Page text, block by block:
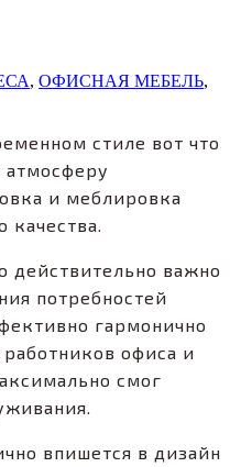
, ОФИСНАЯ МЕБЕЛЬ,
стиле вот что
и меблировка
действительно важно
потребностей
гармонично
офиса и
смог
впишется в дизайн